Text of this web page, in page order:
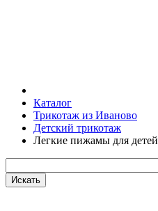
Каталог
Трикотаж из Иваново
Детский трикотаж
Легкие пижамы для детей